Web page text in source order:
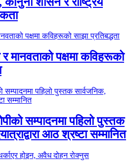
र मानवताको पक्षमा कविहरूको
सम्पादनमा पहिलो पुस्तक
आठ श्रष्टा सम्मानित